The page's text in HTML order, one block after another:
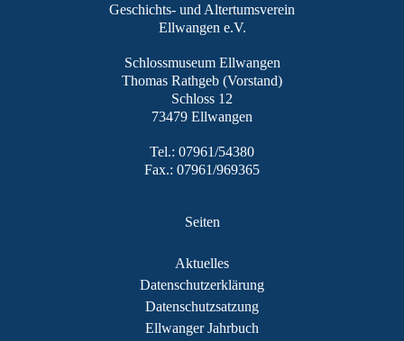
Geschichts- und Altertumsverein
Ellwangen e.V.
Schlossmuseum Ellwangen
Thomas Rathgeb (Vorstand)
Schloss 12
73479 Ellwangen
Tel.: 07961/54380
Fax.: 07961/969365
Seiten
Aktuelles
Datenschutzerklärung
Datenschutzsatzung
Ellwanger Jahrbuch